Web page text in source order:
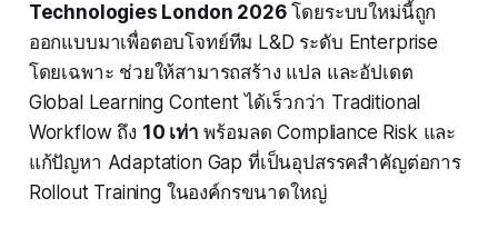
Technologies London 2026โดยระบบใหม่นี้ถูก
ออกแบบมาเพื่อตอบโจทย์ทีม L&D ระดับ Enterprise
โดยเฉพาะ ช่วยให้สามารถสร้าง แปล และอัปเดต
Global Learning Content ได้เร็วกว่า Traditional
Workflow ถึง 10 เท่า พร้อมลด Compliance Risk และ
แก้ปัญหา Adaptation Gap ที่เป็นอุปสรรคสำคัญต่อการ
Rollout Training ในองค์กรขนาดใหญ่